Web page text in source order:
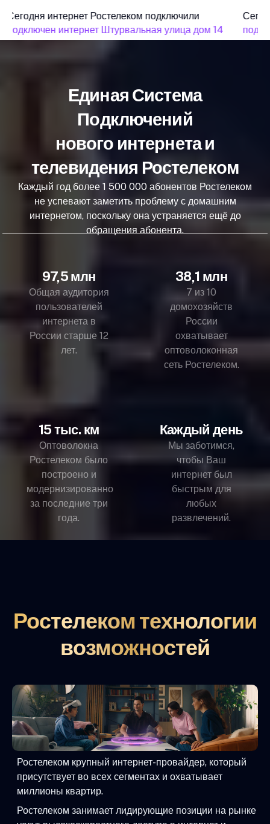
Сегодня интернет Ростелеком подключили
подключен интернет Штурвальная улица дом 14
Единая Система
Подключений
нового интернета и
телевидения Ростелеком
Каждый год более 1 500 000 абонентов Ростелеком
не успевают заметить проблему с домашним
интернетом, поскольку она устраняется ещё до
обращения абонента.
97,5 млн
Общая аудитория
пользователей
интернета в
России старше 12
лет.
38,1 млн
7 из 10
домохозяйств
России
охватывает
оптоволоконная
сеть Ростелеком.
15 тыс. км
Оптоволокна
Ростелеком было
построено и
модернизированно
за последние три
года.
Каждый день
Мы заботимся,
чтобы Ваш
интернет был
быстрым для
любых
развлечений.
Ростелеком технологии
возможностей
Ростелеком крупный интернет-провайдер, который
присутствует во всех сегментах и охватывает
миллионы квартир.
Ростелеком занимает лидирующие позиции на рынке